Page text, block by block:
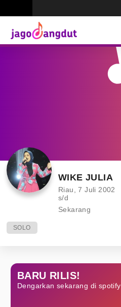
WIKE JULIA
Riau, 7 Juli 2002
s/d
Sekarang
SOLO
BARU RILIS!
Dengarkan sekarang di spotify